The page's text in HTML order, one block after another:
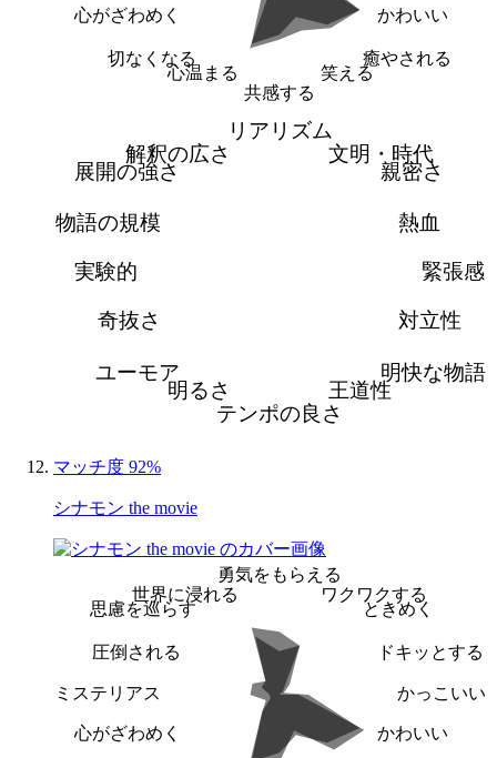
かわいい
癒やされる
笑える
共感する
心温まる
切なくなる
心がざわめく
リアリズム
文明・時代
親密さ
熱血
緊張感
対立性
明快な物語
王道性
テンポの良さ
明るさ
ユーモア
奇抜さ
実験的
物語の規模
展開の強さ
解釈の広さ
マッチ度 92%
シナモン the movie
勇気をもらえる
ワクワクする
ときめく
ドキッとする
かっこいい
かわいい
心がざわめく
ミステリアス
圧倒される
思慮を巡らす
世界に浸れる